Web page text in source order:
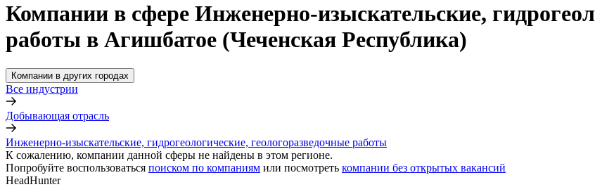
Компании в сфере Инженерно-изыскательские,
работы в Агишбатое (Чеченская Республика)
Компании в других городах
Все индустрии
Добывающая отрасль
Инженерно-изыскательские, гидрогеологические, геологоразведочные работы
К сожалению, компании данной сферы не найдены в этом регионе.
Попробуйте воспользоваться поиском по компаниям или посмотреть компании без открытых вакансий
HeadHunter